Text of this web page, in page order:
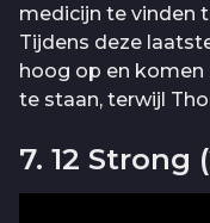
medicijn te vinden
Tijdens deze
hoog op en komen
te staan, terwijl
7. 12 Strong